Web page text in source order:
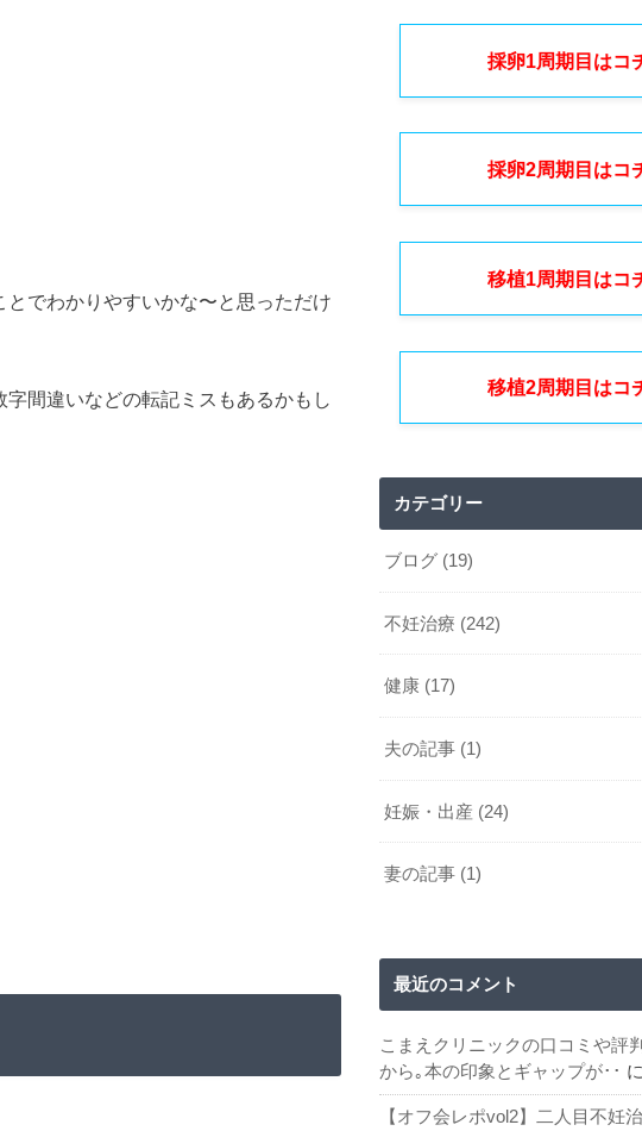
でわかりやすいかな〜と思っただけ
間違いなどの転記ミスもあるかもし
採卵1周期目はコ
採卵2周期目はコ
移植1周期目はコ
移植2周期目はコ
カテゴリー
ブログ (19)
不妊治療 (242)
健康 (17)
夫の記事 (1)
妊娠・出産 (24)
妻の記事 (1)
最近のコメント
こまえクリニックの口コミや評
から｡本の印象とギャップが･･ に
【オフ会レポvol2】二人目不妊